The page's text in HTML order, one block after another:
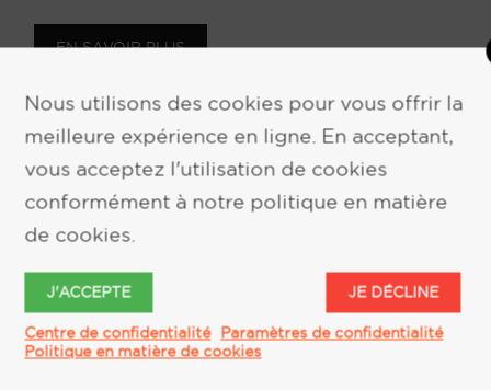
EN SAVOIR PLUS
DEMANDE D'INFORMATION
Nous utilisons des cookies pour vous offrir la
meilleure expérience en ligne. En acceptant,
vous acceptez l'utilisation de cookies
conformément à notre politique en matière
de cookies.
J'ACCEPTE JE DÉCLINE
Centre de confidentialité Paramètres de confidentialité
Politique en matière de cookies